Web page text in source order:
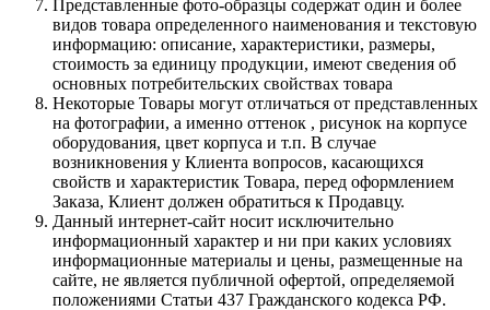
Представленные фото-образцы содержат один и более
видов товара определенного наименования и текстовую
информацию: описание, характеристики, размеры,
стоимость за единицу продукции, имеют сведения об
основных потребительских свойствах товара
Некоторые Товары могут отличаться от представленных
на фотографии, а именно оттенок , рисунок на корпусе
оборудования, цвет корпуса и т.п. В случае
возникновения у Клиента вопросов, касающихся
свойств и характеристик Товара, перед оформлением
Заказа, Клиент должен обратиться к Продавцу.
Данный интернет-сайт носит исключительно
информационный характер и ни при каких условиях
информационные материалы и цены, размещенные на
сайте, не является публичной офертой, определяемой
положениями Статьи 437 Гражданского кодекса РФ.